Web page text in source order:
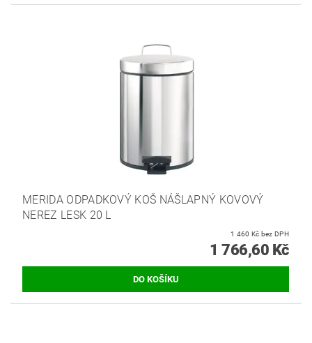
MERIDA ODPADKOVÝ KOŠ NÁŠLAPNÝ KOVOVÝ
NEREZ LESK 20 L
1 460 Kč bez DPH
1 766,60 Kč